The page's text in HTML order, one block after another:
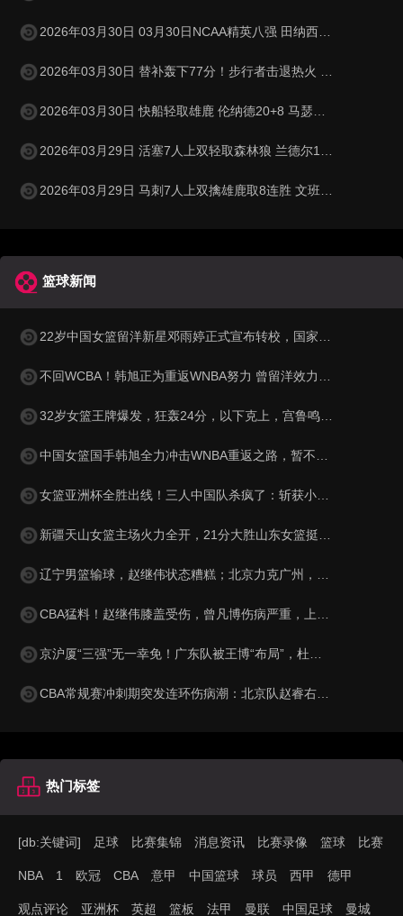
2026年03月30日 03月30日NCAA精英八强 田纳西大学62 - 95密歇根 全场集锦
2026年03月30日 替补轰下77分！步行者击退热火 西卡30+11+6 希罗31分
2026年03月30日 快船轻取雄鹿 伦纳德20+8 马瑟林28+6 特伦特空砍36分
2026年03月29日 活塞7人上双轻取森林狼 兰德尔13中2 纳兹·里德15中3
2026年03月29日 马刺7人上双擒雄鹿取8连胜 文班23+15+6 卡斯尔22+10+10
篮球新闻
22岁中国女篮留洋新星邓雨婷正式宣布转校，国家队未来或迎来锋线新力量
不回WCBA！韩旭正为重返WNBA努力 曾留洋效力纽约自由人
32岁女篮王牌爆发，狂轰24分，以下克上，宫鲁鸣或拿她代替李梦？
中国女篮国手韩旭全力冲击WNBA重返之路，暂不回归WCBA聚焦顶级赛场
女篮亚洲杯全胜出线！三人中国队杀疯了：斩获小组第1晋级8强
新疆天山女篮主场火力全开，21分大胜山东女篮挺进半决赛，武桐桐助攻如潮，将对手已经击溃，战斗到底，实力无可争议！
辽宁男篮输球，赵继伟状态糟糕；北京力克广州，三将表现出色；上海15连胜，洛夫顿闹情绪
CBA猛料！赵继伟膝盖受伤，曾凡博伤病严重，上海男篮将帅不合！
京沪厦“三强”无一幸免！广东队被王博“布局”，杜锋总决赛梦难圆
CBA常规赛冲刺期突发连环伤病潮：北京队赵睿右腿拉伤休战两周，辽宁队裁掉哈维签下德甲篮板王，广东队杜锋帅位风雨飘摇
热门标签
[db:关键词] 足球 比赛集锦 消息资讯 比赛录像 篮球 比赛
NBA 1 欧冠 CBA 意甲 中国篮球 球员 西甲 德甲
观点评论 亚洲杯 英超 篮板 法甲 曼联 中国足球 曼城